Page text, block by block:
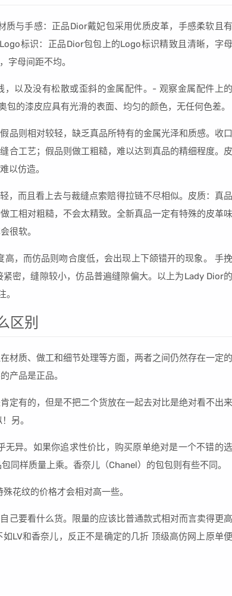
与手感：正品Dior戴妃包采用优质皮革，手感柔软且有
标识：正品Dior包包上的Logo标识精致且清晰，字母
字母间距不均。
以及没有松散或歪斜的金属配件。- 观察金属配件上的
的漆皮应具有光滑的表面、均匀的颜色，无任何色差。
品则相对较轻，缺乏真品所特有的金属光泽和质感。收口
合工艺；假品则做工粗糙，难以达到真品的精细程度。皮
以仿造。
，而且看上去与裁缝点索赔得拉链不尽相似。皮质：真品
工相对粗糙，不会太精致。全新真品一定有特殊的皮革味
很软。
，而仿品则吻合度低，会出现上下颌错开的现象。 手挽
密，缝隙较小，仿品普遍缝隙偏大。以上为Lady Dior的
区别
材质、做工和细节处理等方面，两者之间仍然存在一定的
产品是正品。
定有的，但是不把二个货放在一起去对比是绝对看不出来
另。
异。如果你追求性价比，购买原单绝对是一个不错的选
同样质量上乘。香奈儿（Chanel）的包包则有些不同。
花纹的价格才会相对高一些。
己要看什么货。限量的应该比普通款式相对而言卖得更高
LV和香奈儿，反正不是确定的几折 顶级高仿网上原单便